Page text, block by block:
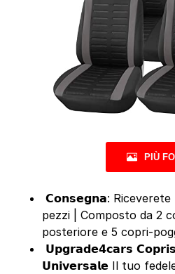
PIÙ
𝗖𝗼𝗻𝘀𝗲𝗴𝗻𝗮: Riceverete
pezzi | Composto da 2
posteriore e 5 copri-
𝗨𝗽𝗴𝗿𝗮𝗱𝗲𝟰𝗰𝗮𝗿𝘀
𝗨𝗻𝗶𝘃𝗲𝗿𝘀𝗮𝗹𝗲 Il tuo